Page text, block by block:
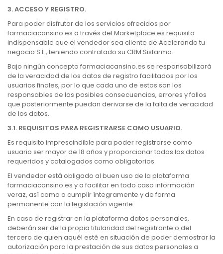
3. ACCESO Y REGISTRO.
Para poder disfrutar de los servicios ofrecidos por
farmaciacansino.es a través del Marketplace es requisito
indispensable que el vendedor sea cliente de Acelerando tu
negocio S.L., teniendo contratado su CRM Sisfarma.
Bajo ningún concepto farmaciacansino.es se responsabilizará
de la veracidad de los datos de registro facilitados por los
usuarios finales, por lo que cada uno de estos son los
responsables de las posibles consecuencias, errores y fallos
que posteriormente puedan derivarse de la falta de veracidad
de los datos.
3.1. REQUISITOS PARA REGISTRARSE COMO USUARIO.
Es requisito imprescindible para poder registrarse como
usuario ser mayor de 18 años y proporcionar todos los datos
requeridos y catalogados como obligatorios.
El vendedor está obligado al buen uso de la plataforma
farmaciacansino.es y a facilitar en todo caso información
veraz, así como a cumplir íntegramente y de forma
permanente con la legislación vigente.
En caso de registrar en la plataforma datos personales,
deberán ser de la propia titularidad del registrante o del
tercero de quien aquél esté en situación de poder demostrar la
autorización para la prestación de sus datos personales a